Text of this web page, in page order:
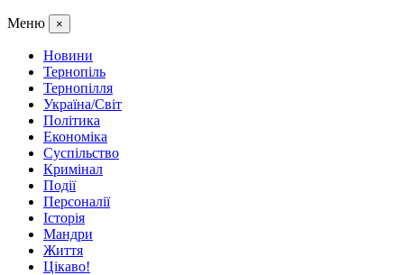
Меню ×
Новини
Тернопіль
Тернопілля
Україна/Світ
Політика
Економіка
Суспільство
Кримінал
Події
Персоналії
Історія
Мандри
Життя
Цікаво!